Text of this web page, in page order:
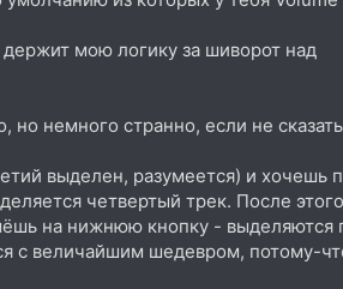
мою логику за шиворот над
но немного странно, если не сказать
выделен, разумеется) и хочешь
четвертый трек. После
на нижнюю кнопку - выделяются
с величайшим шедевром, потому-